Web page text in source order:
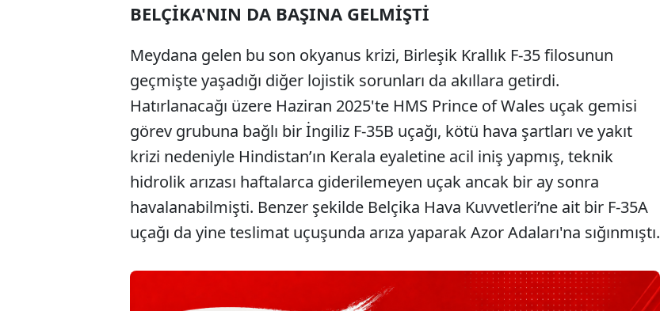
BELÇİKA'NIN DA BAŞINA GELMİŞTİ
Meydana gelen bu son okyanus krizi, Birleşik Krallık F-35 filosunun
geçmişte yaşadığı diğer lojistik sorunları da akıllara getirdi.
Hatırlanacağı üzere Haziran 2025'te HMS Prince of Wales uçak gemisi
görev grubuna bağlı bir İngiliz F-35B uçağı, kötü hava şartları ve yakıt
krizi nedeniyle Hindistan’ın Kerala eyaletine acil iniş yapmış, teknik
hidrolik arızası haftalarca giderilemeyen uçak ancak bir ay sonra
havalanabilmişti. Benzer şekilde Belçika Hava Kuvvetleri’ne ait bir F-35A
uçağı da yine teslimat uçuşunda arıza yaparak Azor Adaları'na sığınmıştı.